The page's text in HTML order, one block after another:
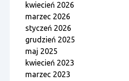
kwiecień 2026
marzec 2026
styczeń 2026
grudzień 2025
maj 2025
kwiecień 2023
marzec 2023